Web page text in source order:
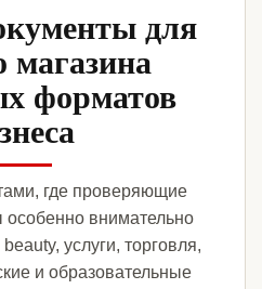
для
магазина
форматов
где проверяющие
особенно внимательно
услуги, торговля,
и образовательные